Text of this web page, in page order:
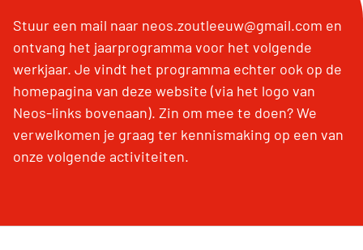
Stuur een mail naar neos.zoutleeuw@gmail.com en
ontvang het jaarprogramma voor het volgende
werkjaar. Je vindt het programma echter ook op de
homepagina van deze website (via het logo van
Neos-links bovenaan). Zin om mee te doen? We
verwelkomen je graag ter kennismaking op een van
onze volgende activiteiten.